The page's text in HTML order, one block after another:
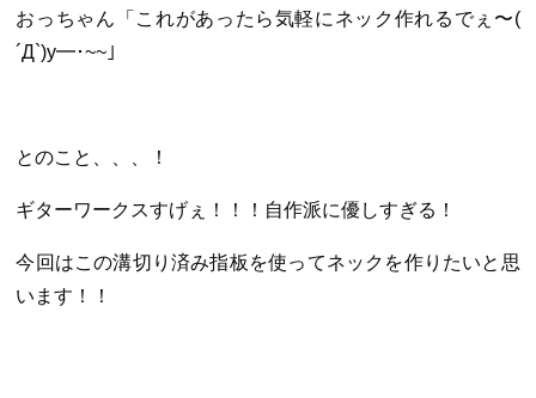
おっちゃん「これがあったら気軽にネック作れるでぇ〜(
´Д`)y━･~~」
とのこと、、、！
ギターワークスすげぇ！！！自作派に優しすぎる！
今回はこの溝切り済み指板を使ってネックを作りたいと思
います！！